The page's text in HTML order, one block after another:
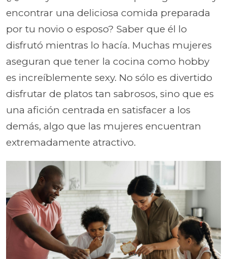
encontrar una deliciosa comida preparada
por tu novio o esposo? Saber que él lo
disfrutó mientras lo hacía. Muchas mujeres
aseguran que tener la cocina como hobby
es increíblemente sexy. No sólo es divertido
disfrutar de platos tan sabrosos, sino que es
una afición centrada en satisfacer a los
demás, algo que las mujeres encuentran
extremadamente atractivo.